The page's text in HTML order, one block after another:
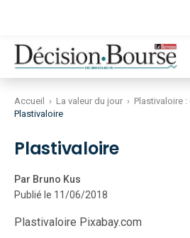
Accueil › La valeur du jour › Plastivaloire
Plastivaloire
Plastivaloire
Par Bruno Kus
Publié le 11/06/2018
Plastivaloire Pixabay.com